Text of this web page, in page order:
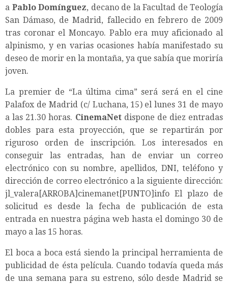
a Pablo Domínguez, decano de la Facultad de Teología
San Dámaso, de Madrid, fallecido en febrero de 2009
tras coronar el Moncayo. Pablo era muy aficionado al
alpinismo, y en varias ocasiones había manifestado su
deseo de morir en la montaña, ya que sabía que moriría
joven.
La premier de “La última cima” será será en el cine
Palafox de Madrid (c/ Luchana, 15) el lunes 31 de mayo
a las 21.30 horas. CinemaNet dispone de diez entradas
dobles para esta proyección, que se repartirán por
riguroso orden de inscripción. Los interesados en
conseguir las entradas, han de enviar un correo
electrónico con su nombre, apellidos, DNI, teléfono y
dirección de correo electrónico a la siguiente dirección:
jl_valera[ARROBA]cinemanet[PUNTO]info El plazo de
solicitud es desde la fecha de publicación de esta
entrada en nuestra página web hasta el domingo 30 de
mayo a las 15 horas.
El boca a boca está siendo la principal herramienta de
publicidad de ésta película. Cuando todavía queda más
de una semana para su estreno, sólo desde Madrid se